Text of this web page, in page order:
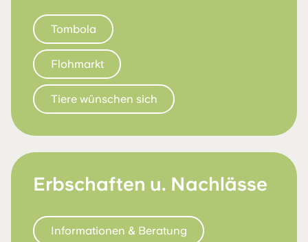
Tombola
Flohmarkt
Tiere wünschen sich
Erbschaften u. Nachlässe
Informationen & Beratung